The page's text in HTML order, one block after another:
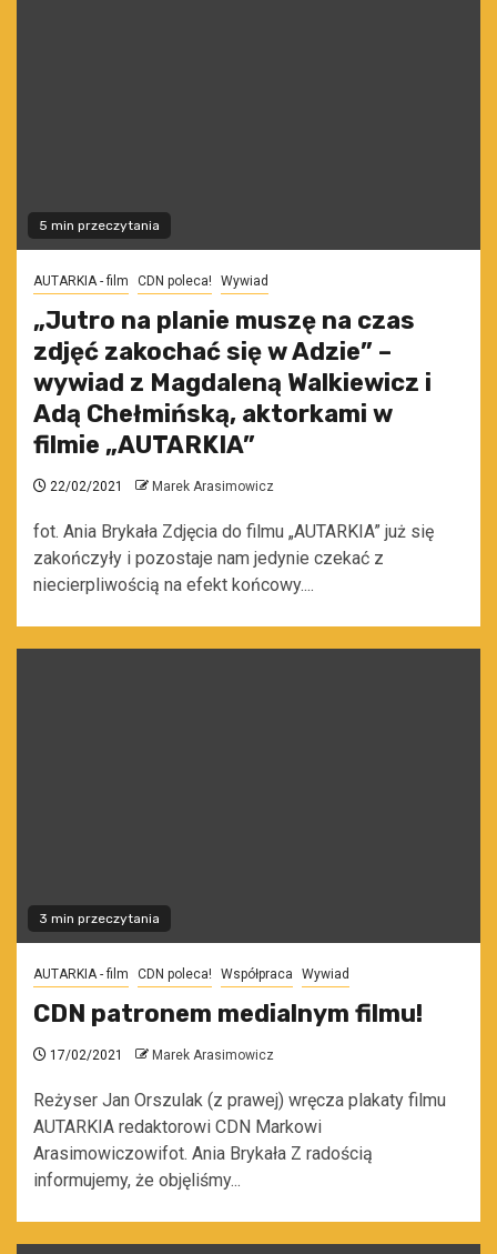
5 min przeczytania
AUTARKIA - film CDN poleca! Wywiad
„Jutro na planie muszę na czas
zdjęć zakochać się w Adzie” –
wywiad z Magdaleną Walkiewicz i
Adą Chełmińską, aktorkami w
filmie „AUTARKIA”
22/02/2021 Marek Arasimowicz
fot. Ania Brykała Zdjęcia do filmu „AUTARKIA” już się
zakończyły i pozostaje nam jedynie czekać z
niecierpliwością na efekt końcowy....
3 min przeczytania
AUTARKIA - film CDN poleca! Współpraca Wywiad
CDN patronem medialnym filmu!
17/02/2021 Marek Arasimowicz
Reżyser Jan Orszulak (z prawej) wręcza plakaty filmu
AUTARKIA redaktorowi CDN Markowi
Arasimowiczowifot. Ania Brykała Z radością
informujemy, że objęliśmy...